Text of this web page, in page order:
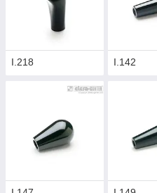
I.218 I.142